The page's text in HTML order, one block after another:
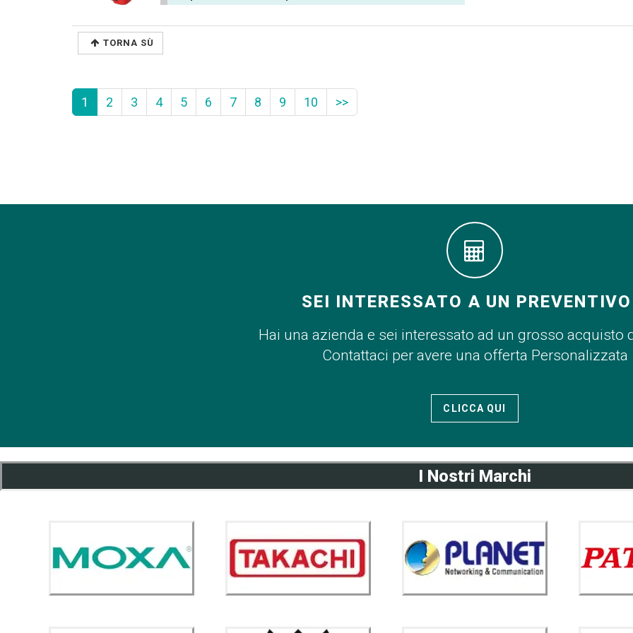
TORNA SÙ
1 2 3 4 5 6 7 8 9 10 >>
SEI INTERESSATO A UN
Hai una azienda e sei interessato ad un grosso acquisto
Contattaci per avere una offerta Personalizzata
CLICCA QUI
I Nostri Marchi